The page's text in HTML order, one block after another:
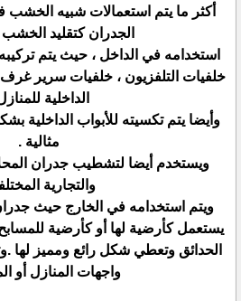
أكثر ما يتم استعمالات شبيه الخشب
الجدران كتقليد الخشب
استخدامه في الداخل ، حيث يتم
خلفيات التلفزيون ، خلفيات سرير غرف
الداخلية
وأيضا يتم تكسيته للأبواب الداخلية
مثالية .
ويستخدم أيضا لتشطيب جدران
والتجارية
ويتم استخدامه في الخارج حيث جدران
يستعمل كأرضية لها أو كأرضية
الحدائق وتعطي شكل رائع ومميز
واجهات المنازل أو